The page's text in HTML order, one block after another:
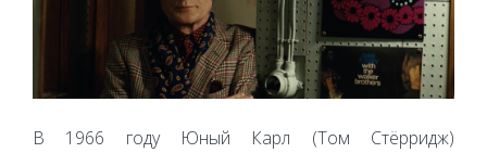
В 1966 году Юный Карл (Том Стёрридж)